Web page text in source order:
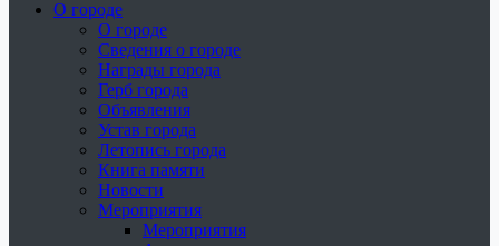
О городе
О городе
Сведения о городе
Награды города
Герб города
Объявления
Устав города
Летопись города
Книга памяти
Новости
Мероприятия
Мероприятия